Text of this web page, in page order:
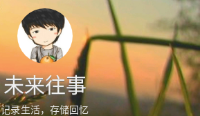
未来往事
记录生活，存储回忆